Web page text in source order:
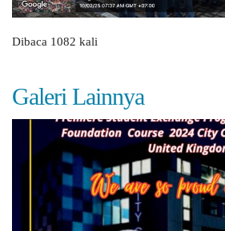
Dibaca 1082 kali
Galeri Lainnya